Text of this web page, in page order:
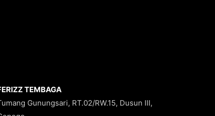
TEMBAGA
Gunungsari, RT.02/RW.15, Dusun III,